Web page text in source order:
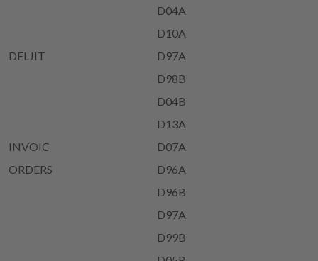
D04A
D10A
DELJIT
D97A
D98B
D04B
D13A
INVOIC
D07A
ORDERS
D96A
D96B
D97A
D99B